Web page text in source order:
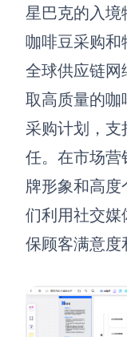
星巴克的入境
咖啡豆采购和
全球供应链网
取高质量的咖
采购计划，
任。在市场营
牌形象和高
们利用社交媒
保顾客满意度